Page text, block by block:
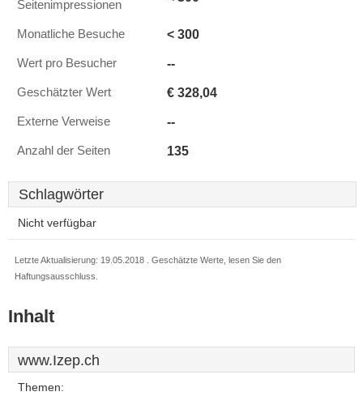
Seitenimpressionen
Monatliche Besuche < 300
Wert pro Besucher --
Geschätzter Wert € 328,04
Externe Verweise --
Anzahl der Seiten 135
Schlagwörter
Nicht verfügbar
Letzte Aktualisierung: 19.05.2018 . Geschätzte Werte, lesen Sie den
Haftungsausschluss.
Inhalt
www.Izep.ch
Themen: